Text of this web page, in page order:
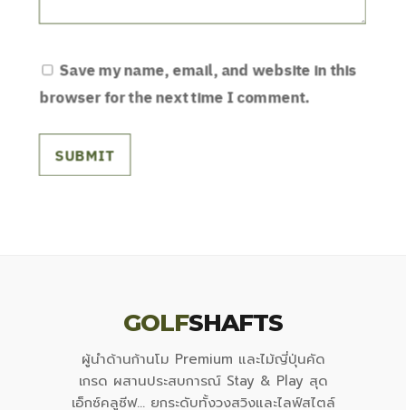
Save my name, email, and website in this
browser for the next time I comment.
SUBMIT
GOLFSHAFTS
ผู้นำด้านก้านโม Premium และไม้ญี่ปุ่นคัด
เกรด ผสานประสบการณ์ Stay & Play สุด
เอ็กซ์คลูซีฟ... ยกระดับทั้งวงสวิงและไลฟ์สไตล์